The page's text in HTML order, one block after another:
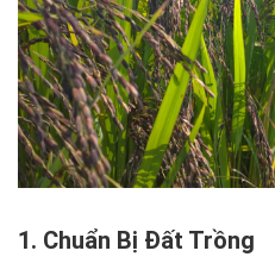
1. Chuẩn Bị Đất Trồng